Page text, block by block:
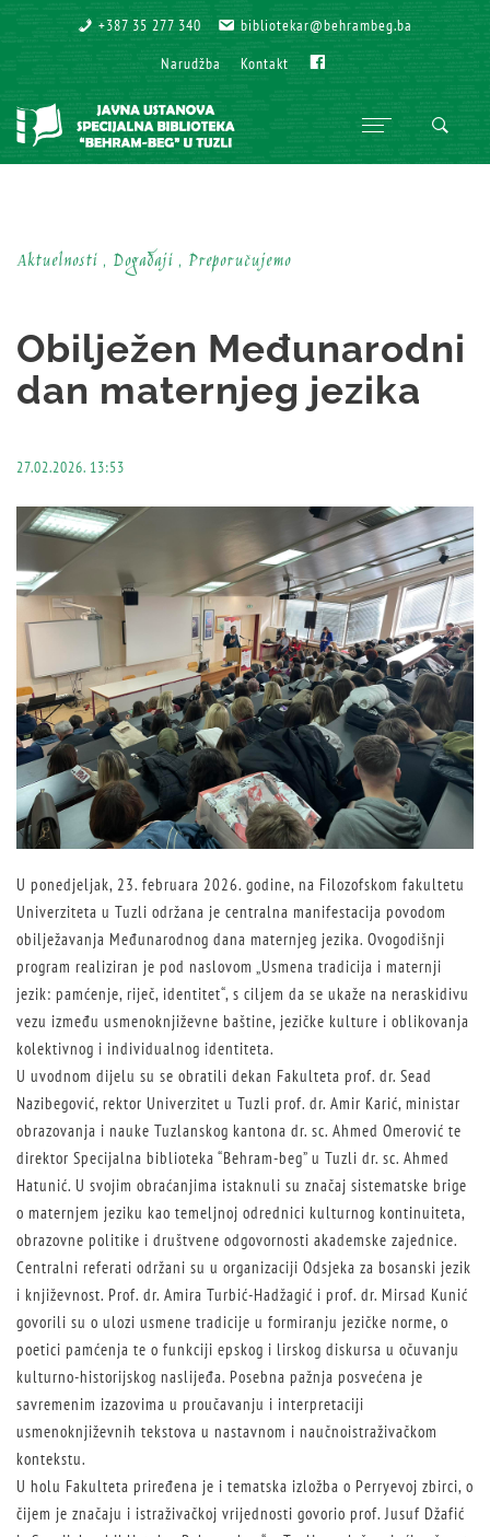
+387 35 277 340
+387 35 277 340 bibliotekar@behrambeg.ba
bibliotekar@behrambeg.ba
Narudžba
Narudžba Kontakt
Kontakt
Aktuelnosti , Događaji , Preporučujemo
Obilježen Međunarodni
dan maternjeg jezika
27.02.2026. 13:53
U ponedjeljak, 23. februara 2026. godine, na Filozofskom fakultetu
Univerziteta u Tuzli održana je centralna manifestacija povodom
obilježavanja Međunarodnog dana maternjeg jezika. Ovogodišnji
program realiziran je pod naslovom „Usmena tradicija i maternji
jezik: pamćenje, riječ, identitet“, s ciljem da se ukaže na neraskidivu
vezu između usmenoknjiževne baštine, jezičke kulture i oblikovanja
kolektivnog i individualnog identiteta.
U uvodnom dijelu su se obratili dekan Fakulteta prof. dr. Sead
Nazibegović, rektor Univerzitet u Tuzli prof. dr. Amir Karić, ministar
obrazovanja i nauke Tuzlanskog kantona dr. sc. Ahmed Omerović te
direktor Specijalna biblioteka “Behram-beg” u Tuzli dr. sc. Ahmed
Hatunić. U svojim obraćanjima istaknuli su značaj sistematske brige
o maternjem jeziku kao temeljnoj odrednici kulturnog kontinuiteta,
obrazovne politike i društvene odgovornosti akademske zajednice.
Centralni referati održani su u organizaciji Odsjeka za bosanski jezik
i književnost. Prof. dr. Amira Turbić-Hadžagić i prof. dr. Mirsad Kunić
govorili su o ulozi usmene tradicije u formiranju jezičke norme, o
poetici pamćenja te o funkciji epskog i lirskog diskursa u očuvanju
kulturno-historijskog naslijeđa. Posebna pažnja posvećena je
savremenim izazovima u proučavanju i interpretaciji
usmenoknjiževnih tekstova u nastavnom i naučnoistraživačkom
kontekstu.
U holu Fakulteta priređena je i tematska izložba o Perryevoj zbirci, o
čijem je značaju i istraživačkoj vrijednosti govorio prof. Jusuf Džafić